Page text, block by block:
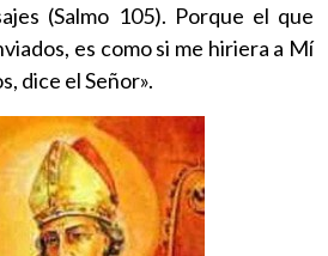
(Salmo 105). Porque el que
es como si me hiriera a Mí
dice el Señor».